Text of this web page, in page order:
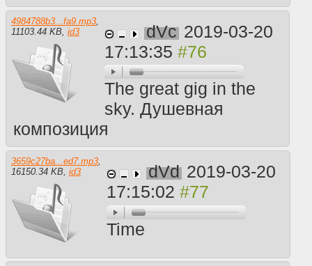
4984788b3...fa9.mp3
11103.44 KB id3 dVc 2019-03-20
17:13:35
The great gig in the
sky. Душевная
композиция
3659c27ba...ed7.mp3,
16150.34 KB, id3 dVd 2019-03-20
17:15:02
Time